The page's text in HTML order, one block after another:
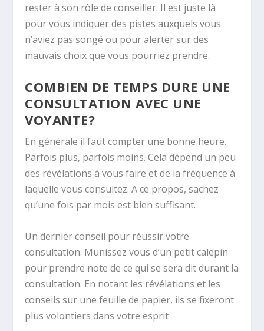
rester à son rôle de conseiller. Il est juste là
pour vous indiquer des pistes auxquels vous
n’aviez pas songé ou pour alerter sur des
mauvais choix que vous pourriez prendre.
COMBIEN DE TEMPS DURE UNE
CONSULTATION AVEC UNE
VOYANTE?
En générale il faut compter une bonne heure.
Parfois plus, parfois moins. Cela dépend un peu
des révélations à vous faire et de la fréquence à
laquelle vous consultez. A ce propos, sachez
qu’une fois par mois est bien suffisant.
Un dernier conseil pour réussir votre
consultation. Munissez vous d’un petit calepin
pour prendre note de ce qui se sera dit durant la
consultation. En notant les révélations et les
conseils sur une feuille de papier, ils se fixeront
plus volontiers dans votre esprit